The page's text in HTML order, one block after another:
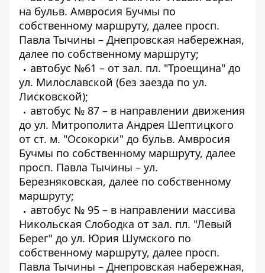
на бульв. Амвросия Бучмы по
собственному маршруту, далее просп.
Павла Тычины – Днепровская набережная,
далее по собственному маршруту;
автобус №61 – от зал. пл. "Троещина" до
ул. Милославской (без заезда по ул.
Лисковской);
автобус № 87 – в направлении движения
до ул. Митрополита Андрея Шептицкого
от ст. м. "Осокорки" до бульв. Амвросия
Бучмы по собственному маршруту, далее
просп. Павла Тычины – ул.
Березняковская, далее по собственному
маршруту;
автобус № 95 – в направлении массива
Никольская Слободка от зал. пл. "Левый
Берег" до ул. Юрия Шумского по
собственному маршруту, далее просп.
Павла Тычины – Днепровская набережная,